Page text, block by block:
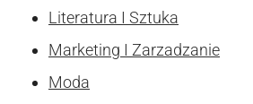
Literatura I Sztuka
Marketing I Zarzadzanie
Moda